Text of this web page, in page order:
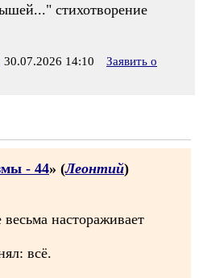
стихотворение
30.07.2026 14:10
Заявить о
- 44» (Леонтий)
настораживает
всё.